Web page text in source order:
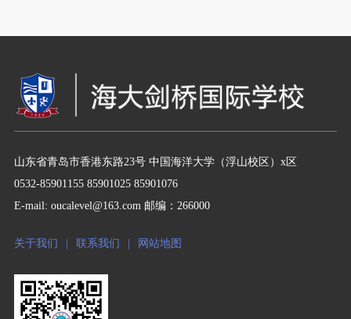
山东省青岛市香港东路23号 中国海洋大学（浮山校区）x区
0532-85901155 85901025 85901076
E-mail: oucalevel@163.com 邮编：266000
关于我们 联系我们 网站地图